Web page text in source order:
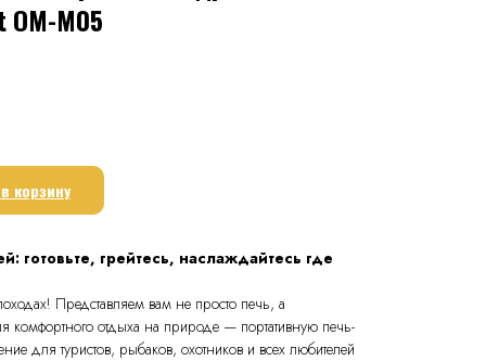
OM-M05
корзину
готовьте, грейтесь, наслаждайтесь где
Представляем вам не просто печь, а
комфортного отдыха на природе — портативную печь-
для туристов, рыбаков, охотников и всех любителей